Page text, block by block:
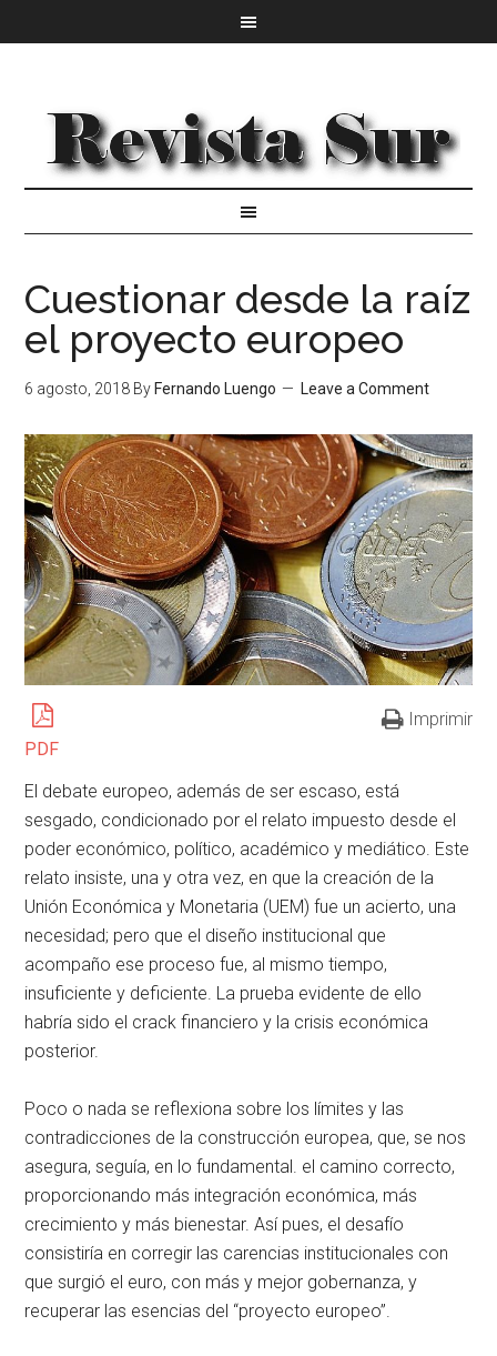
Cuestionar desde la raíz
el proyecto europeo
6 agosto, 2018 By Fernando Luengo Leave a Comment
PDF
Imprimir
El debate europeo, además de ser escaso, está
sesgado, condicionado por el relato impuesto desde el
poder económico, político, académico y mediático. Este
relato insiste, una y otra vez, en que la creación de la
Unión Económica y Monetaria (UEM) fue un acierto, una
necesidad; pero que el diseño institucional que
acompaño ese proceso fue, al mismo tiempo,
insuficiente y deficiente. La prueba evidente de ello
habría sido el crack financiero y la crisis económica
posterior.
Poco o nada se reflexiona sobre los límites y las
contradicciones de la construcción europea, que, se nos
asegura, seguía, en lo fundamental. el camino correcto,
proporcionando más integración económica, más
crecimiento y más bienestar. Así pues, el desafío
consistiría en corregir las carencias institucionales con
que surgió el euro, con más y mejor gobernanza, y
recuperar las esencias del “proyecto europeo”.